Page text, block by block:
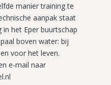
manier training te
aanpak staat
het Eper buurtschap
boven water: bij
voor het leven.
e-mail naar